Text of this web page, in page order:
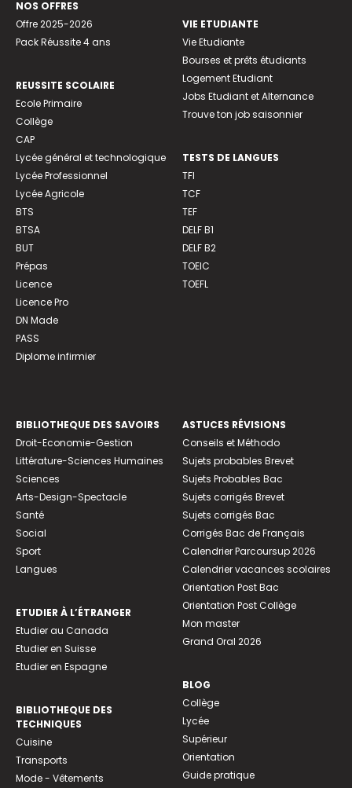
NOS OFFRES
Offre 2025-2026
Pack Réussite 4 ans
REUSSITE SCOLAIRE
Ecole Primaire
Collège
CAP
Lycée général et technologique
Lycée Professionnel
Lycée Agricole
BTS
BTSA
BUT
Prépas
Licence
Licence Pro
DN Made
PASS
Diplome infirmier
VIE ETUDIANTE
Vie Etudiante
Bourses et prêts étudiants
Logement Etudiant
Jobs Etudiant et Alternance
Trouve ton job saisonnier
TESTS DE LANGUES
TFI
TCF
TEF
DELF B1
DELF B2
TOEIC
TOEFL
BIBLIOTHEQUE DES SAVOIRS
Droit-Economie-Gestion
Littérature-Sciences Humaines
Sciences
Arts-Design-Spectacle
Santé
Social
Sport
Langues
ETUDIER À L’ÉTRANGER
Etudier au Canada
Etudier en Suisse
Etudier en Espagne
BIBLIOTHEQUE DES
TECHNIQUES
Cuisine
Transports
Mode - Vêtements
ASTUCES RÉVISIONS
Conseils et Méthodo
Sujets probables Brevet
Sujets Probables Bac
Sujets corrigés Brevet
Sujets corrigés Bac
Corrigés Bac de Français
Calendrier Parcoursup 2026
Calendrier vacances scolaires
Orientation Post Bac
Orientation Post Collège
Mon master
Grand Oral 2026
BLOG
Collège
Lycée
Supérieur
Orientation
Guide pratique